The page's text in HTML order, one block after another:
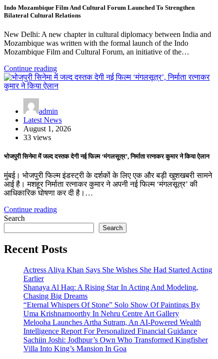
Indo Mozambique Film And Cultural Forum Launched To Strengthen
Bilateral Cultural Relations
New Delhi: A new chapter in cultural diplomacy between India and
Mozambique was written with the formal launch of the Indo
Mozambique Film and Cultural Forum, an initiative of the…
Continue reading
admin
Latest News
August 1, 2026
33 views
भोजपुरी सिनेमा में जल्द दस्तक देगी नई फिल्म ‘मंगलसूत्र’, निर्माता रत्नाकर कुमार ने किया ऐलान
मुंबई। भोजपुरी फिल्म इंडस्ट्री के दर्शकों के लिए एक और बड़ी खुशखबरी सामने
आई है। मशहूर निर्माता रत्नाकर कुमार ने अपनी नई फिल्म ‘मंगलसूत्र’ की
आधिकारिक घोषणा कर दी है।…
Continue reading
Search
Search
Recent Posts
Actress Aliya Khan Says She Wishes She Had Started Acting
Earlier
Shanaya Al Haq: A Rising Star In Acting And Modeling,
Chasing Big Dreams
“Eternal Whispers Of Stone” Solo Show Of Paintings By
Uma Krishnamoorthy In Nehru Centre Art Gallery
Melooha Launches Artha Sutram, An AI-Powered Wealth
Intelligence Report For Personalized Financial Guidance
Sachiin Joshi: Jodhpur’s Own Who Transformed Kingfisher
Villa Into King’s Mansion In Goa